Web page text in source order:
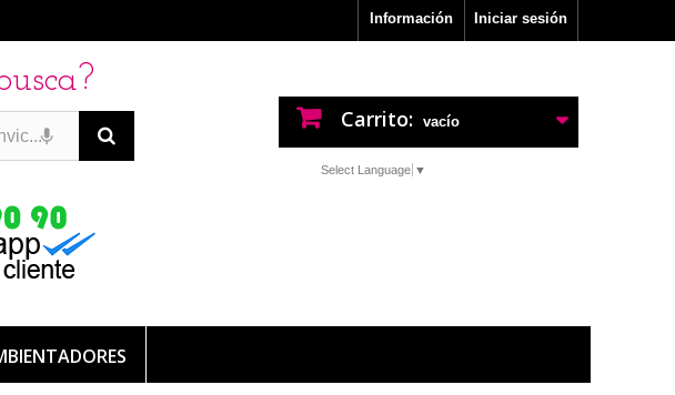
Iniciar sesión
Información
Carrito: vacío
Select Language ▼